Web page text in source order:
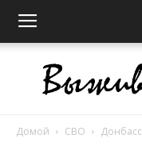
Домой СВО Донбасс